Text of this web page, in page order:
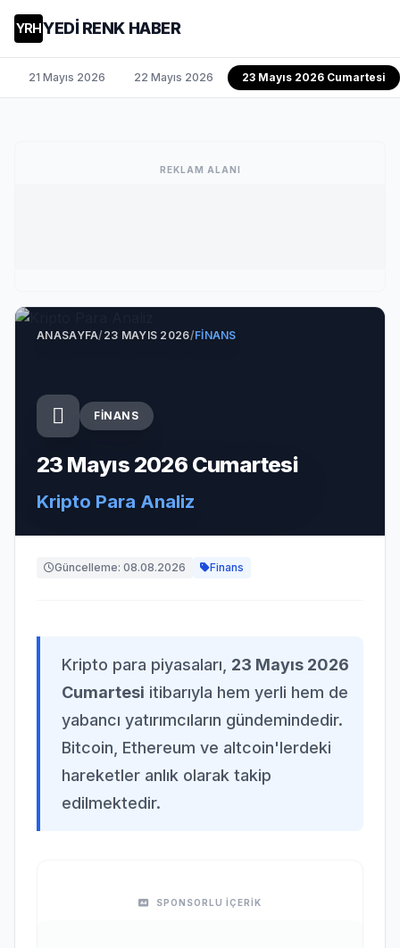
YRHYEDİ RENK HABER
21 Mayıs 2026 22 Mayıs 2026 23 Mayıs 2026 Cumartesi
REKLAM ALANI
ANASAYFA/23 MAYIS 2026/FINANS
FINANS
23 Mayıs 2026 Cumartesi
Kripto Para Analiz
Güncelleme: 08.08.2026 Finans
Kripto para piyasaları, 23 Mayıs 2026
Cumartesi itibarıyla hem yerli hem de
yabancı yatırımcıların gündemindedir.
Bitcoin, Ethereum ve altcoin'lerdeki
hareketler anlık olarak takip
edilmektedir.
SPONSORLU İÇERİK